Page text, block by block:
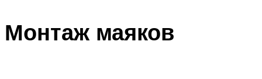
Монтаж маяков